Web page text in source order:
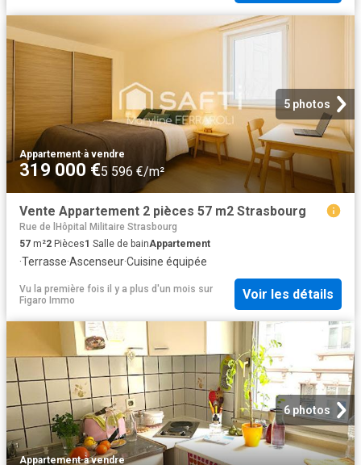
5 photos
Appartement·à vendre
319 000 €5 596 €/m²
Vente Appartement 2 pièces 57 m2 Strasbourg
Rue de lHôpital Militaire Strasbourg
57 m²2 Pièces1 Salle de bainAppartement
·Terrasse·Ascenseur·Cuisine équipée
Vu la première fois il y a plus d'un mois sur
Figaro Immo
Voir les détails
6 photos
Appartement·à vendre